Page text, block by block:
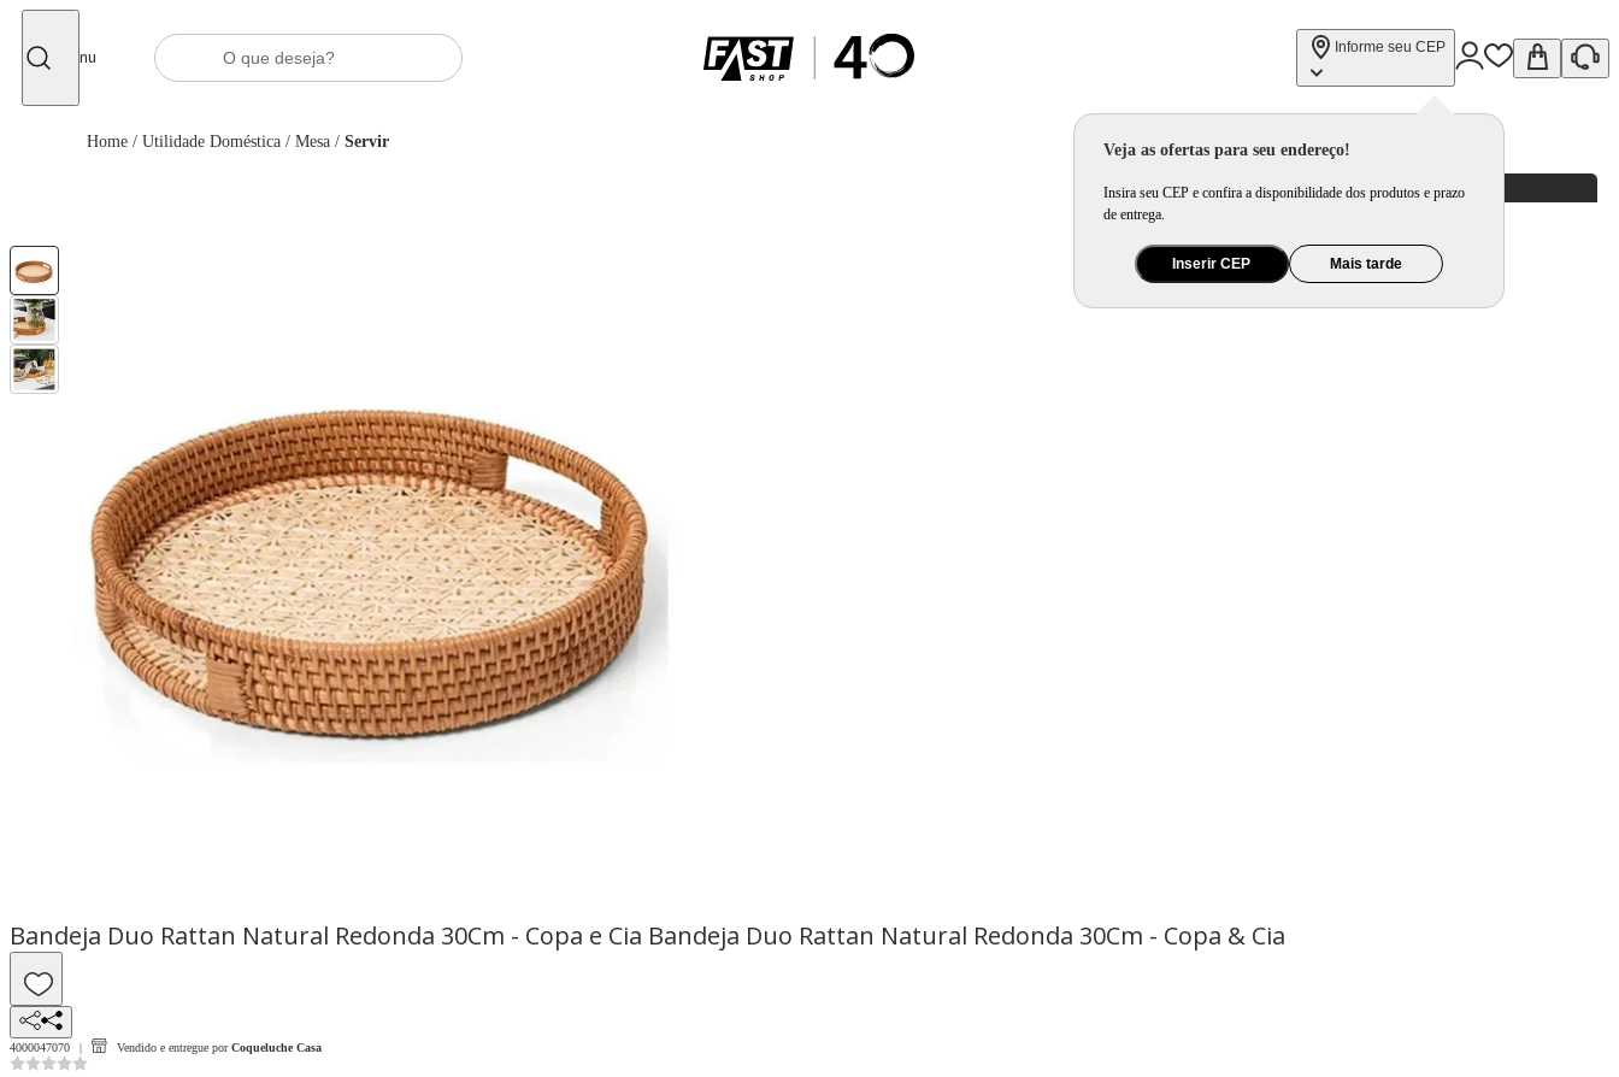
Menu
Informe seu CEP
Veja as ofertas para seu endereço!
Insira seu CEP e confira a disponibilidade dos produtos e prazo
de entrega.
Inserir CEP Mais tarde
Home / Utilidade Doméstica / Mesa / Servir
Bandeja Duo Rattan Natural Redonda 30Cm - Copa e Cia Bandeja Duo Rattan Natural Redonda 30Cm - Copa & Cia
4000047070 Vendido e entregue por Coqueluche Casa